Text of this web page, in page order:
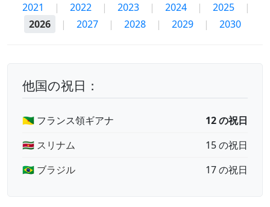
2021 | 2022 | 2023 | 2024 | 2025
|
2026
| 2027 | 2028 | 2029 | 2030
他国の祝日：
🇬🇫 フランス領ギアナ
12 の祝日
🇸🇷 スリナム
15 の祝日
🇧🇷 ブラジル
17 の祝日